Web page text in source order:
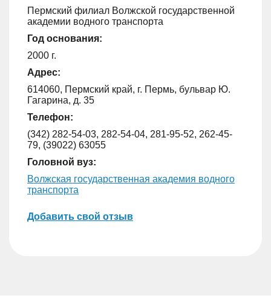
Пермский филиал Волжской государственной
академии водного транспорта
Год основания:
2000 г.
Адрес:
614060, Пермский край, г. Пермь, бульвар Ю.
Гагарина, д. 35
Телефон:
(342) 282-54-03, 282-54-04, 281-95-52, 262-45-
79, (39022) 63055
Головной вуз:
Волжская государственная академия водного
транспорта
Добавить свой отзыв